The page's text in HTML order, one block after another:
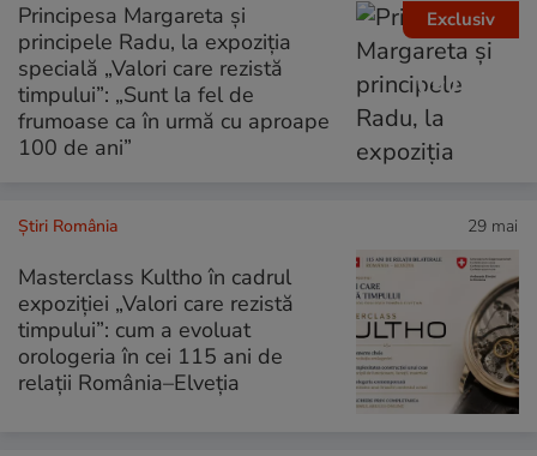
Exclusiv
Principesa Margareta și
principele Radu, la expoziția
specială „Valori care rezistă
timpului”: „Sunt la fel de
frumoase ca în urmă cu aproape
100 de ani”
Știri România 29 mai
Masterclass Kultho în cadrul
expoziției „Valori care rezistă
timpului”: cum a evoluat
orologeria în cei 115 ani de
relații România–Elveția